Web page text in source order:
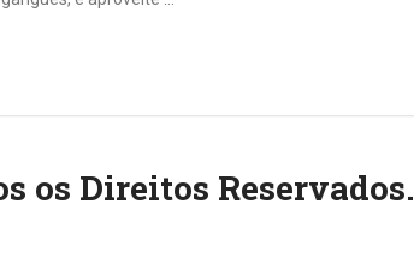
os Direitos Reservados.